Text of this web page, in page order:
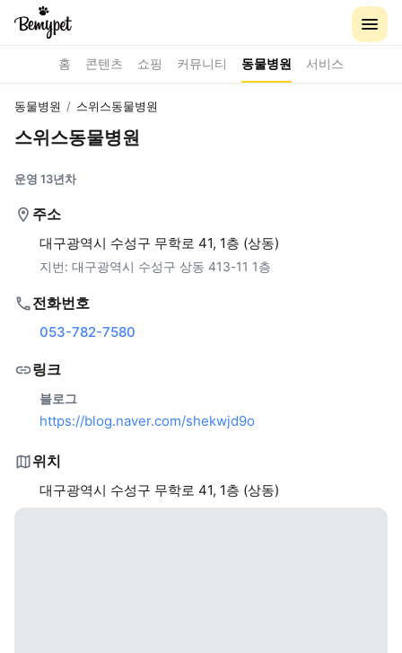
홈 콘텐츠 쇼핑 커뮤니티 동물병원 서비스
동물병원 / 스위스동물병원
스위스동물병원
운영 13년차
주소
대구광역시 수성구 무학로 41, 1층 (상동)
지번: 대구광역시 수성구 상동 413-11 1층
전화번호
053-782-7580
링크
블로그
https://blog.naver.com/shekwjd9o
위치
대구광역시 수성구 무학로 41, 1층 (상동)